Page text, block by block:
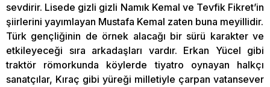
sevdirir. Lisede gizli gizli Namık Kemal ve Tevfik Fikret’in
şiirlerini yayımlayan Mustafa Kemal zaten buna meyillidir.
Türk gençliğinin de örnek alacağı bir sürü karakter ve
etkileyeceği sıra arkadaşları vardır. Erkan Yücel gibi
traktör römorkunda köylerde tiyatro oynayan halkçı
sanatçılar, Kıraç gibi yüreği milletiyle çarpan vatansever